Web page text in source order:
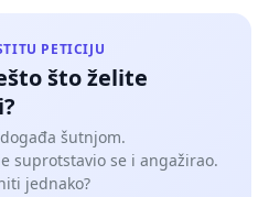
PETICIJU
što želite
šutnjom.
suprotstavio se i angažirao.
jednako?